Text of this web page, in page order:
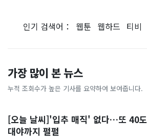
인기 검색어： 웹툰 웹하드 티비
가장 많이 본 뉴스
누적 조회수가 높은 기사를 요약하여 보여줍니다.
[오늘 날씨]'입추 매직' 없다…또 40
대야까지 펄펄